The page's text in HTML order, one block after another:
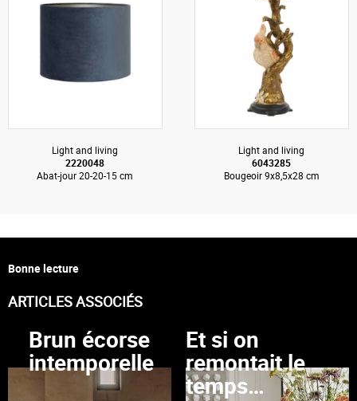
Light and living
2220048
Abat-jour 20-20-15 cm
Light and living
6043285
Bougeoir 9x8,5x28 cm
Bonne lecture
ARTICLES ASSOCIÉS
Brun écorse
intemporelle
Et si on
remontait le
temps…